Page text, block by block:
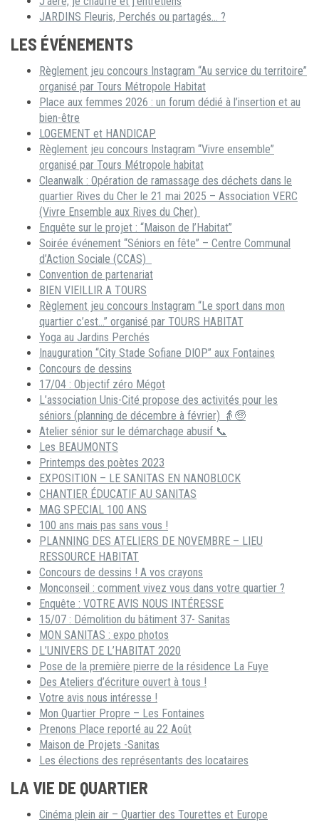
JARDINS Fleuris, Perchés ou partagés… ?
LES ÉVÉNEMENTS
Règlement jeu concours Instagram “Au service du territoire”
organisé par Tours Métropole Habitat
Place aux femmes 2026 : un forum dédié à l’insertion et au
bien-être
LOGEMENT et HANDICAP
Règlement jeu concours Instagram “Vivre ensemble”
organisé par Tours Métropole habitat
Cleanwalk : Opération de ramassage des déchets dans le
quartier Rives du Cher le 21 mai 2025 – Association VERC
(Vivre Ensemble aux Rives du Cher)
Enquête sur le projet : “Maison de l’Habitat”
Soirée événement “Séniors en fête” – Centre Communal
d’Action Sociale (CCAS)
Convention de partenariat
BIEN VIEILLIR A TOURS
Règlement jeu concours Instagram “Le sport dans mon
quartier c’est…” organisé par TOURS HABITAT
Yoga au Jardins Perchés
Inauguration “City Stade Sofiane DIOP” aux Fontaines
Concours de dessins
17/04 : Objectif zéro Mégot
L’association Unis-Cité propose des activités pour les
séniors (planning de décembre à février) 👵🧓
Atelier sénior sur le démarchage abusif 📞
Les BEAUMONTS
Printemps des poètes 2023
EXPOSITION – LE SANITAS EN NANOBLOCK
CHANTIER ÉDUCATIF AU SANITAS
MAG SPECIAL 100 ANS
100 ans mais pas sans vous !
PLANNING DES ATELIERS DE NOVEMBRE – LIEU
RESSOURCE HABITAT
Concours de dessins ! A vos crayons
Monconseil : comment vivez vous dans votre quartier ?
Enquête : VOTRE AVIS NOUS INTÉRESSE
15/07 : Démolition du bâtiment 37- Sanitas
MON SANITAS : expo photos
L’UNIVERS DE L’HABITAT 2020
Pose de la première pierre de la résidence La Fuye
Des Ateliers d’écriture ouvert à tous !
Votre avis nous intéresse !
Mon Quartier Propre – Les Fontaines
Prenons Place reporté au 22 Août
Maison de Projets -Sanitas
Les élections des représentants des locataires
LA VIE DE QUARTIER
Cinéma plein air – Quartier des Tourettes et Europe